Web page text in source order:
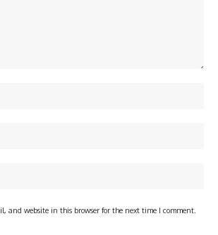
and website in this browser for the next time I comment.